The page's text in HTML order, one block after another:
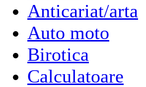
Anticariat/arta
Auto moto
Birotica
Calculatoare